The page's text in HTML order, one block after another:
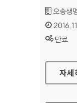
기관명 :
오송생
인증기
상태 :
만료
오송
자세